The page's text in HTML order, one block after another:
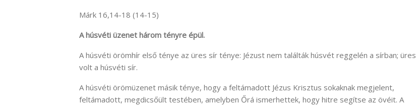
Márk 16,14-18 (14-15)
A húsvéti üzenet három tényre épül.
A húsvéti örömhír első ténye az üres sír ténye: Jézust nem találták húsvét reggelén a sírban; üres
volt a húsvéti sír.
A húsvéti örömüzenet másik ténye, hogy a feltámadott Jézus Krisztus sokaknak megjelent,
feltámadott, megdicsőült testében, amelyben Őrá ismerhettek, hogy hitre segítse az övéit. A